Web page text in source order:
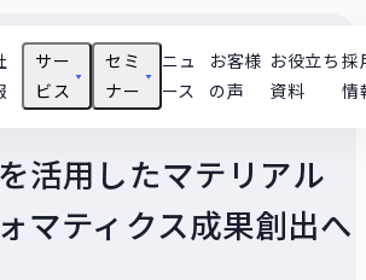
サー
ビス
セミ
ナー
ニュ
ース
お客様
の声
お役立ち
資料
採
情
活用したマテリアル
マティクス成果創出へ
ーマ実績
ケース
ー動画